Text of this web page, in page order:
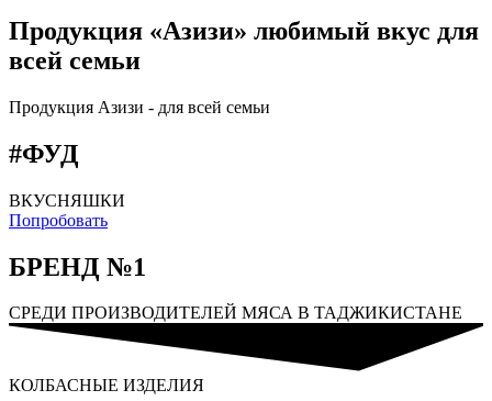
Продукция «Азизи» любимый вкус для
всей семьи
Продукция Азизи - для всей семьи
#ФУД
ВКУСНЯШКИ
Попробовать
БРЕНД №1
СРЕДИ ПРОИЗВОДИТЕЛЕЙ МЯСА В ТАДЖИКИСТАНЕ
КОЛБАСНЫЕ ИЗДЕЛИЯ